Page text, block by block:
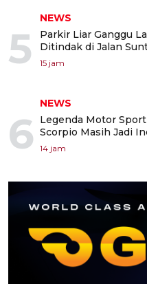
5
NEWS
Parkir Liar Ganggu
Ditindak di Jalan
15 jam
6
NEWS
Legenda Motor Sport
Scorpio Masih Jadi
14 jam